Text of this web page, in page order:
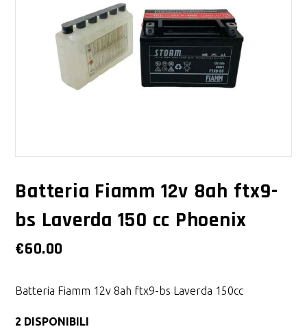
Batteria Fiamm 12v 8ah ftx9-
bs Laverda 150 cc Phoenix
€60.00
Batteria Fiamm 12v 8ah ftx9-bs Laverda 150cc
2 DISPONIBILI